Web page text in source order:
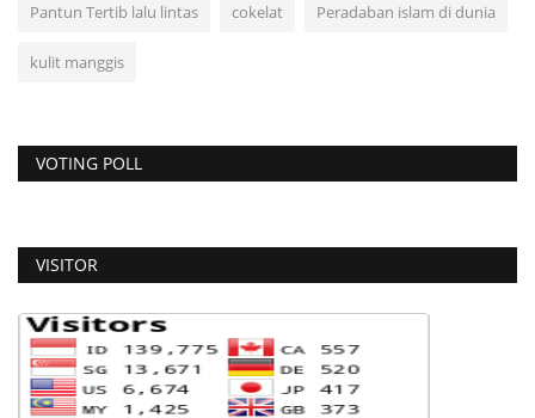
Pantun Tertib lalu lintas cokelat Peradaban islam di dunia
kulit manggis
VOTING POLL
VISITOR